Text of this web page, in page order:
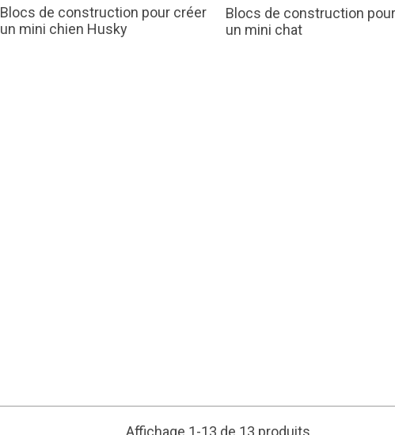
Blocs de construction pour créer
un mini chien Husky
Blocs de construction
un mini chat
Affichage 1-13 de 13 produits